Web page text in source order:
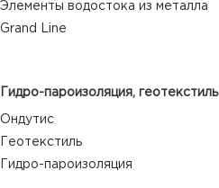
Элементы водостока из металла
Grand Line
Гидро-пароизоляция, геотекстиль
Ондутис
Геотекстиль
Гидро-пароизоляция